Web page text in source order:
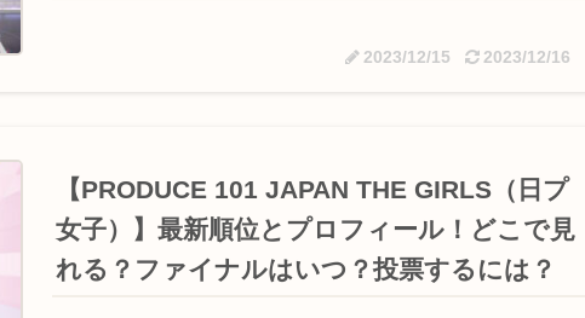
2023/12/15 2023/12/16
【PRODUCE 101 JAPAN THE GIRLS（日プ
女子）】最新順位とプロフィール！どこで見
れる？ファイナルはいつ？投票するには？